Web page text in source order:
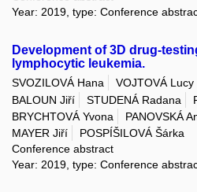
Year: 2019, type: Conference
Development of 3D drug-
lymphocytic leukemia.
SVOZILOVÁ Hana VOJTOVÁ Lucy
BALOUN Jiří
STUDENÁ Radana
BRYCHTOVÁ Yvona
PANOVSKÁ
MAYER Jiří
POSPÍŠILOVÁ Šárka
Conference abstract
Year: 2019, type: Conference